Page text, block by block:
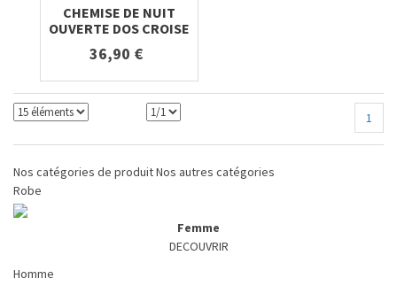
CHEMISE DE NUIT
OUVERTE DOS CROISE
36,90 €
1
Nos catégories de produitNos autres catégories
Robe
Femme
DECOUVRIR
Homme